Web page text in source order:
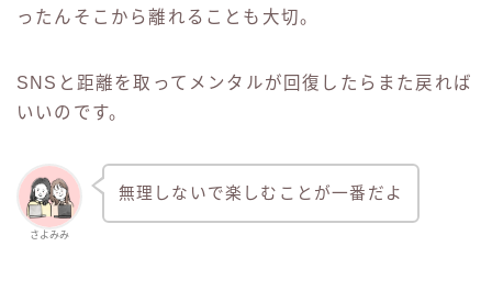
ったんそこから離れることも大切。
SNSと距離を取ってメンタルが回復したらまた戻れば
いいのです。
さよみみ
無理しないで楽しむことが一番だよ